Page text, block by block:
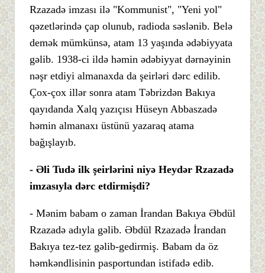
Rzazadə imzası ilə "Kommunist", "Yeni yol"
qəzetlərində çap olunub, radioda səslənib. Belə
demək mümkünsə, atam 13 yaşında ədəbiyyata
gəlib. 1938-ci ildə həmin ədəbiyyat dərnəyinin
nəşr etdiyi almanaxda da şeirləri dərc edilib.
Çox-çox illər sonra atam Təbrizdən Bakıya
qayıdanda Xalq yazıçısı Hüseyn Abbaszadə
həmin almanaxı üstünü yazaraq atama
bağışlayıb.
- Əli Tudə ilk şeirlərini niyə Heydər Rzazadə
imzasıyla dərc etdirmişdi?
- Mənim babam o zaman İrandan Bakıya Əbdül
Rzazadə adıyla gəlib. Əbdül Rzazadə İrandan
Bakıya tez-tez gəlib-gedirmiş. Babam da öz
həmkəndlisinin pasportundan istifadə edib.